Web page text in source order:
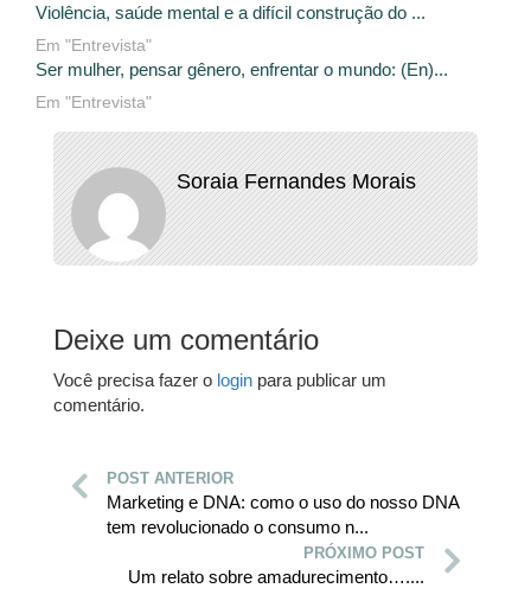
Violência, saúde mental e a difícil construção do ...
Em "Entrevista"
Ser mulher, pensar gênero, enfrentar o mundo: (En)...
Em "Entrevista"
Soraia Fernandes Morais
Deixe um comentário
Você precisa fazer o login para publicar um
comentário.
POST ANTERIOR
Marketing e DNA: como o uso do nosso DNA
tem revolucionado o consumo n...
PRÓXIMO POST
Um relato sobre amadurecimento…....